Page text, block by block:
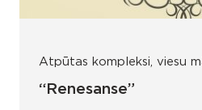
Atpūtas kompleksi, viesu
“Renesanse”